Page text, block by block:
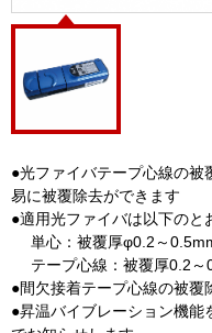
●光ファイバテープ心線の被
易に被覆除去ができます
●適用光ファイバは以下のと
単心：被覆厚φ0.2～
テープ心線：被覆厚0.2～
●間欠接着テープ心線の被覆
●昇温バイブレーション機能